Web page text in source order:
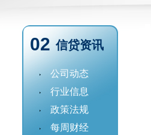
02 信贷资讯
公司动态
行业信息
政策法规
每周财经